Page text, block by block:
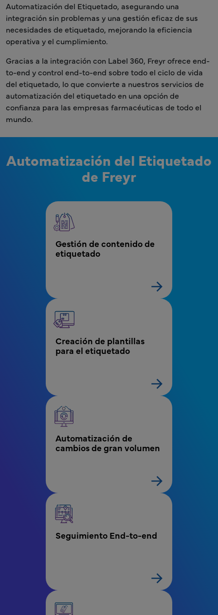
Automatización del Etiquetado, asegurando una
integración sin problemas y una gestión eficaz de sus
necesidades de etiquetado, mejorando la eficiencia
operativa y el cumplimiento.
Gracias a la integración con Label 360, Freyr ofrece end-
to-end y control end-to-end sobre todo el ciclo de vida
del etiquetado, lo que convierte a nuestros servicios de
automatización del etiquetado en una opción de
confianza para las empresas farmacéuticas de todo el
mundo.
Automatización del Etiquetado
de Freyr
MPR - Etiquetado - Menú de automatización
Gestión de contenido de
etiquetado
Creación de plantillas
para el etiquetado
Automatización de
cambios de gran volumen
Seguimiento End-to-end